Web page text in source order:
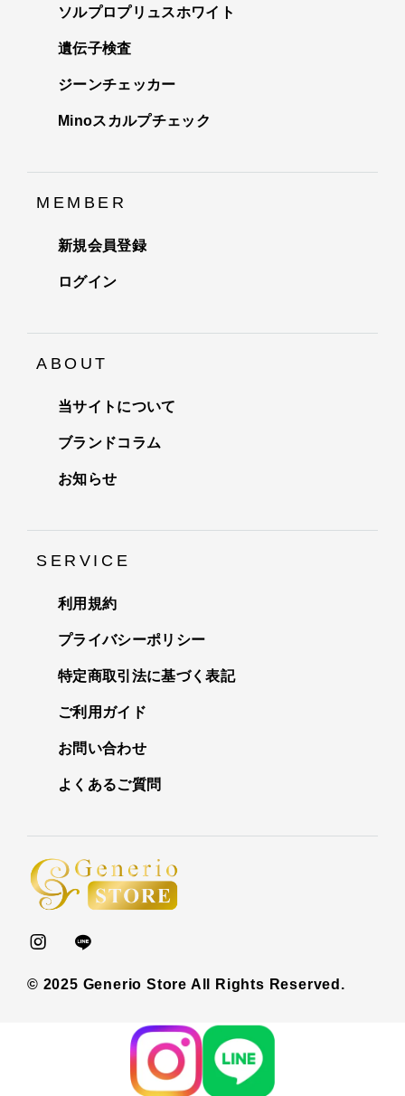
© 2025 Generio Store All Rights Reserved.
ソルプロプリュスホワイト
遺伝子検査
ジーンチェッカー
Minoスカルプチェック
MEMBER
新規会員登録
ログイン
ABOUT
当サイトについて
ブランドコラム
お知らせ
SERVICE
利用規約
プライバシーポリシー
特定商取引法に基づく表記
ご利用ガイド
お問い合わせ
よくあるご質問